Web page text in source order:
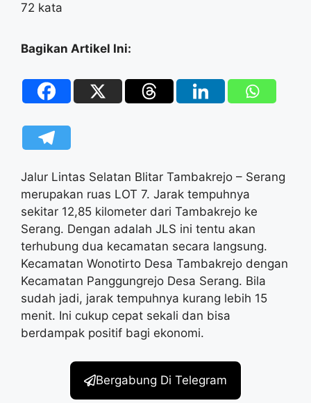
72 kata
Bagikan Artikel Ini:
Jalur Lintas Selatan Blitar Tambakrejo – Serang
merupakan ruas LOT 7. Jarak tempuhnya
sekitar 12,85 kilometer dari Tambakrejo ke
Serang. Dengan adalah JLS ini tentu akan
terhubung dua kecamatan secara langsung.
Kecamatan Wonotirto Desa Tambakrejo dengan
Kecamatan Panggungrejo Desa Serang. Bila
sudah jadi, jarak tempuhnya kurang lebih 15
menit. Ini cukup cepat sekali dan bisa
berdampak positif bagi ekonomi.
Bergabung Di Telegram